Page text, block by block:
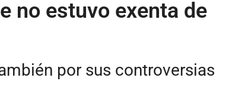
no estuvo exenta de
por sus controversias